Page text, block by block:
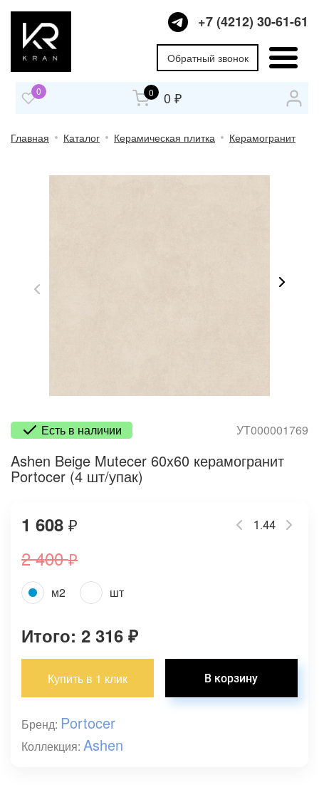
+7 (4212) 30-61-61
Обратный звонок
0 0 0 ₽
Главная Каталог Керамическая плитка Керамогранит
Есть в наличии УТ000001769
Ashen Beige Mutecer 60x60 керамогранит
Portocer (4 шт/упак)
1 608 ₽
2 400₽
м2 шт
Итого: 2 316 ₽
Купить в 1 клик
Бренд: Portocer
Коллекция: Ashen